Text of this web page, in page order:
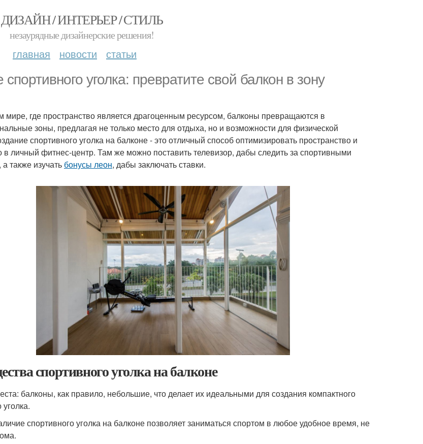
ДИЗАЙН / ИНТЕРЬЕР / СТИЛЬ
незаурядные дизайнерские решения!
главная новости статьи
уголка: превратите свой балкон в зону
мире, где пространство является драгоценным ресурсом, балконы превращаются в
зоны, предлагая не только место для отдыха, но и возможности для физической
спортивного уголка на балконе - это отличный способ оптимизировать пространство и
в личный фитнес-центр. Там же можно поставить телевизор, дабы следить за спортивными
также изучать бонусы леон, дабы заключать ставки.
спортивного уголка на балконе
балконы, как правило, небольшие, что делает их идеальными для создания компактного
спортивного уголка на балконе позволяет заниматься спортом в любое удобное время, не